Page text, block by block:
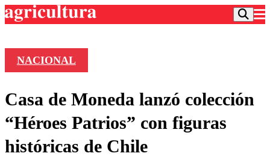
Frecuencias
Agricultura TV
Deportes
Colo Colo
Entretención
NACIONAL
Casa de Moneda lanzó colección
“Héroes Patrios” con figuras
históricas de Chile